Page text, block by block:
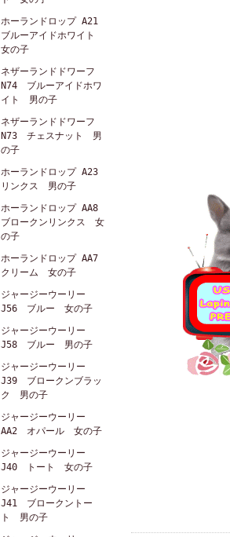
ホーランドロップ A21
ブルーアイドホワイト
女の子
ネザーランドドワーフ
N74 ブルーアイドホワ
イト 男の子
ネザーランドドワーフ
N73 チェスナット 男
の子
ホーランドロップ A23
リンクス 男の子
ホーランドロップ AA8
ブロークンリンクス 女
の子
ホーランドロップ AA7
クリーム 女の子
ジャージーウーリー
J56 ブルー 女の子
ジャージーウーリー
J58 ブルー 男の子
ジャージーウーリー
J39 ブロークンブラッ
ク 男の子
ジャージーウーリー
AA2 オパール 女の子
ジャージーウーリー
J40 トート 女の子
ジャージーウーリー
J41 ブロークントー
ト 男の子